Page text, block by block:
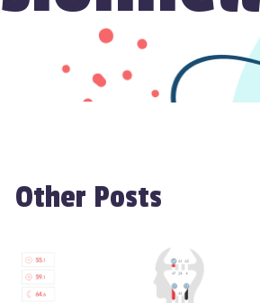
Other Posts